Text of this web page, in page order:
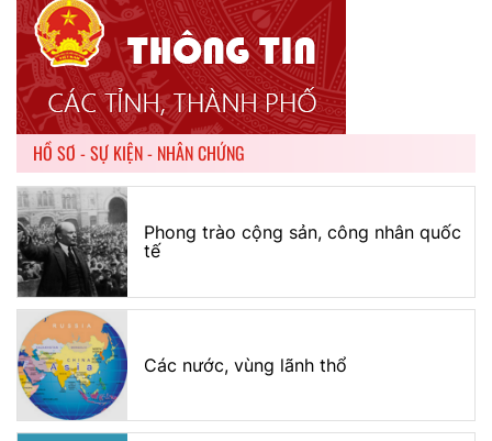
HỒ SƠ - SỰ KIỆN - NHÂN CHỨNG
Phong trào cộng sản, công nhân quốc
tế
Các nước, vùng lãnh thổ